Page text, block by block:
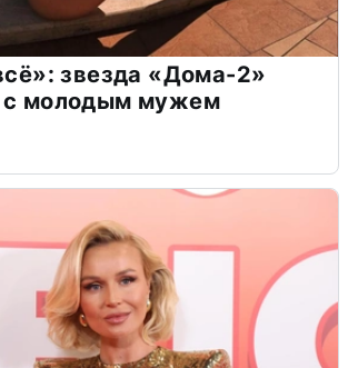
звезда «Дома-2»
с молодым мужем